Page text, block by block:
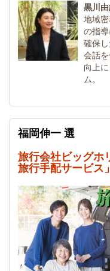
黒川由
地域
の指
確保
会話
向上
ム。
福岡伸一 選
旅行会社ビッグホ
旅行手配サービス